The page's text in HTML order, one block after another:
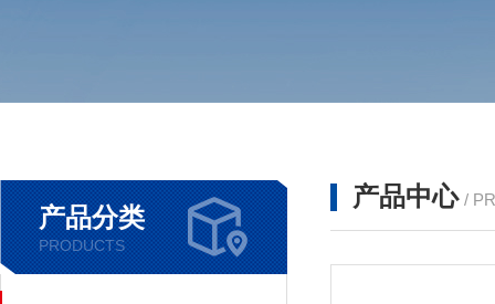
产品分类
PRODUCTS
产品中心 /